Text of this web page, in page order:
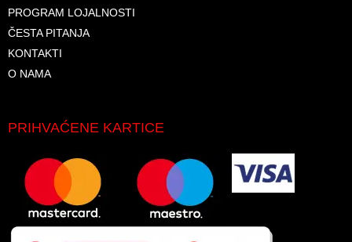
PROGRAM LOJALNOSTI
ČESTA PITANJA
KONTAKTI
O NAMA
PRIHVAĆENE KARTICE